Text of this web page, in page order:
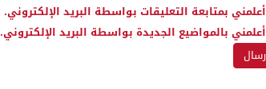
أعلمني بمتابعة التعليقات بواسطة البريد الإلكتروني.
أعلمني بالمواضيع الجديدة بواسطة البريد الإلكتروني.